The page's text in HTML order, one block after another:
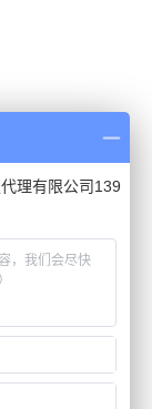
理有限公司139